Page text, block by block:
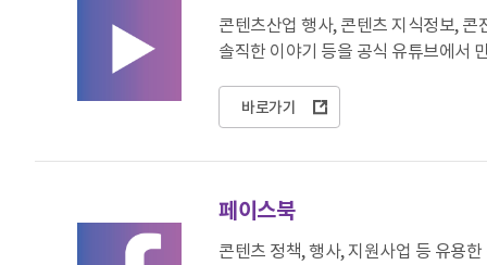
콘텐츠산업 행사, 콘텐츠 지식정보, 콘
솔직한 이야기 등을 공식 유튜브에서
바로가기
페이스북
콘텐츠 정책, 행사, 지원사업 등 유용